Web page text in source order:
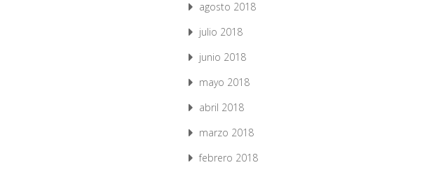
agosto 2018
julio 2018
junio 2018
mayo 2018
abril 2018
marzo 2018
febrero 2018